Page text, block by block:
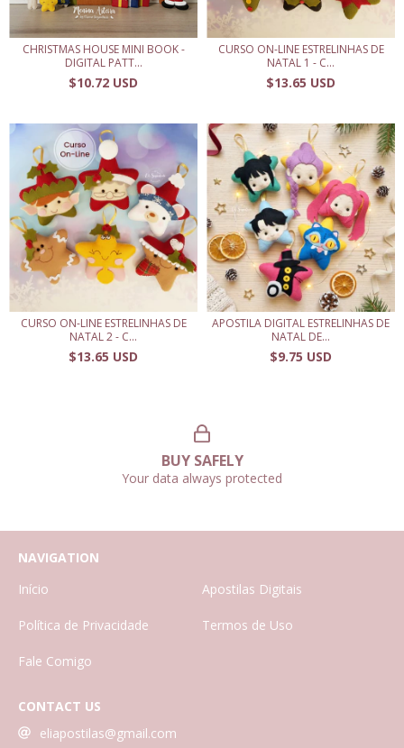
CHRISTMAS HOUSE MINI BOOK -
DIGITAL PATT...
$10.72 USD
CURSO ON-LINE ESTRELINHAS DE
NATAL 1 - C...
$13.65 USD
CURSO ON-LINE ESTRELINHAS DE
NATAL 2 - C...
$13.65 USD
APOSTILA DIGITAL ESTRELINHAS DE
NATAL DE...
$9.75 USD
BUY SAFELY
Your data always protected
NAVIGATION
Início
Apostilas Digitais
Política de Privacidade Termos de Uso
Fale Comigo
CONTACT US
eliapostilas@gmail.com